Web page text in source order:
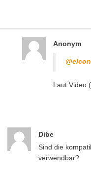
Anonym
Laut Video
Dibe
Sind die
verwendbar?